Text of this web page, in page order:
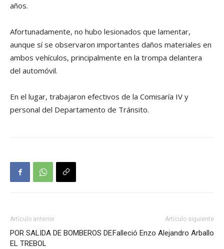
años.
Afortunadamente, no hubo lesionados que lamentar,
aunque sí se observaron importantes daños materiales en
ambos vehículos, principalmente en la trompa delantera
del automóvil.
En el lugar, trabajaron efectivos de la Comisaría IV y
personal del Departamento de Tránsito.
Artículo anterior
POR SALIDA DE BOMBEROS DE
EL TREBOL
Artículo siguiente
Falleció Enzo Alejandro Arballo